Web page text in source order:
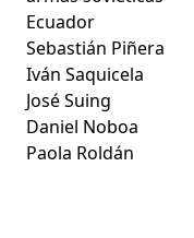
Ecuador
Sebastián Piñera
Iván Saquicela
José Suing
Daniel Noboa
Paola Roldán